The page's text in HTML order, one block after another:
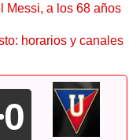
Messi, a los 68 años
horarios y canales
0